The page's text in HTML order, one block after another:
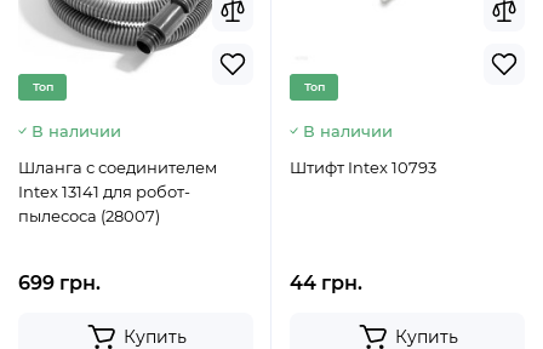
Топ
В наличии
Шланга с соединителем
Intex 13141 для робот-
пылесоса (28007)
699 грн.
Купить
Топ
В наличии
Штифт Intex 10793
44 грн.
Купить